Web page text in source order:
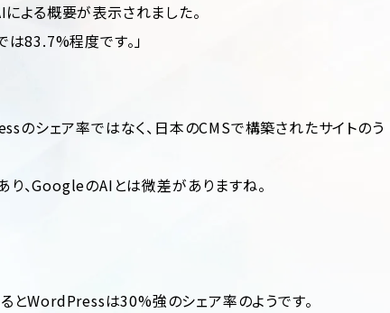
よる概要が表示されました。
83.7%程度です。」
シェア率ではなく、日本のCMSで構築されたサイトのう
、GoogleのAIとは微差がありますね。
WordPressは30%強のシェア率のようです。